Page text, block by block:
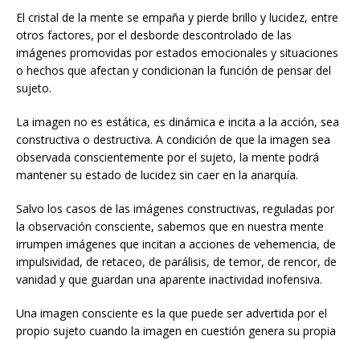
El cristal de la mente se empaña y pierde brillo y lucidez, entre
otros factores, por el desborde descontrolado de las
imágenes promovidas por estados emocionales y situaciones
o hechos que afectan y condicionan la función de pensar del
sujeto.
La imagen no es estática, es dinámica e incita a la acción, sea
constructiva o destructiva. A condición de que la imagen sea
observada conscientemente por el sujeto, la mente podrá
mantener su estado de lucidez sin caer en la anarquía.
Salvo los casos de las imágenes constructivas, reguladas por
la observación consciente, sabemos que en nuestra mente
irrumpen imágenes que incitan a acciones de vehemencia, de
impulsividad, de retaceo, de parálisis, de temor, de rencor, de
vanidad y que guardan una aparente inactividad inofensiva.
Una imagen consciente es la que puede ser advertida por el
propio sujeto cuando la imagen en cuestión genera su propia